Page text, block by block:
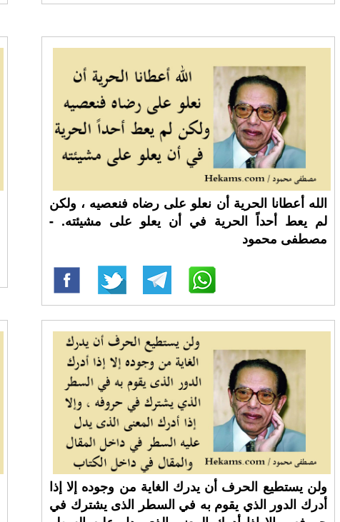
الله أعطانا الحرية أن نعلو على رضاه فنعصيه ، ولكن
لم يعط أحداً الحرية في أن يعلو على مشيئته. -
مصطفى محمود
ولن يستطيع الحرف أن يدرك الغاية من وجوده إلا إذا
أدرك الدور الذي يقوم به في السطر الذى يشترك في